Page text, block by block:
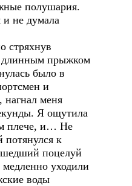
полушария.
и не думала
стряхнув
прыжком
было в
и
нагнал меня
Я ощутила
плече, и… Не
к
поцелуй
уходили
воды